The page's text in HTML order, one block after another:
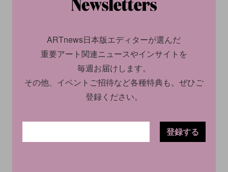
2025.12.12
ARTnews日本版エディターが選んだ
重要アート関連ニュースやインサイトを
毎週お届けします。
その他、イベントご招待など各種特典も。ぜひご
登録ください。
登録する